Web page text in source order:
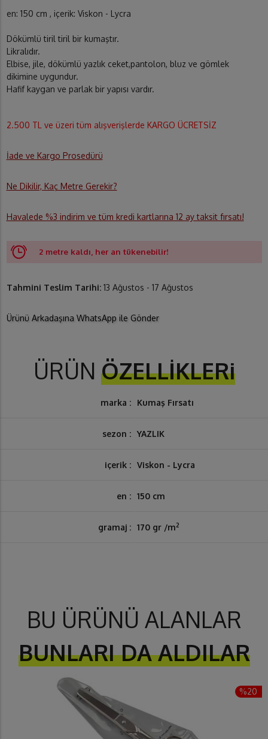
en: 150 cm , içerik: Viskon - Lycra
Dökümlü tiril tiril bir kumaştır.
Likralıdır.
Elbise, jile, dökümlü yazlık ceket,pantolon, bluz ve gömlek
dikimine uygundur.
Hafif kaygan ve parlak bir yapısı vardır.
2.500 TL ve üzeri tüm alışverişlerde KARGO ÜCRETSİZ
İade ve Kargo Prosedürü
Ne Dikilir, Kaç Metre Gerekir?
Havalede %3 indirim ve tüm kredi kartlarına 12 ay taksit fırsatı!
2 metre kaldı, her an tükenebilir!
Tahmini Teslim Tarihi: 13 Ağustos - 17 Ağustos
Ürünü Arkadaşına WhatsApp ile Gönder
ÜRÜN ÖZELLİKLERi
marka : Kumaş Fırsatı
sezon : YAZLIK
içerik : Viskon - Lycra
en : 150 cm
gramaj : 170 gr /m2
BU ÜRÜNÜ ALANLAR
BUNLARI DA ALDILAR
%20